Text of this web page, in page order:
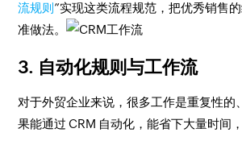
流规则 ”实现这类流程规范，把优秀销售
准做法。
3. 自动化规则与工作流
对于外贸企业来说，很多工作是重复性的
果能通过 CRM 自动化，能省下大量时间